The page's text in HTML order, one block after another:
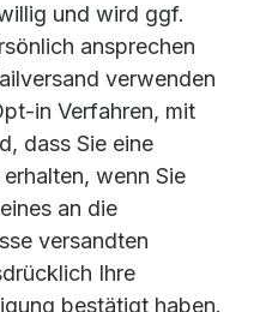
und wird ggf.
ansprechen
verwenden
in Verfahren, mit
dass Sie eine
wenn Sie
an die
versandten
Ihre
bestätigt haben.